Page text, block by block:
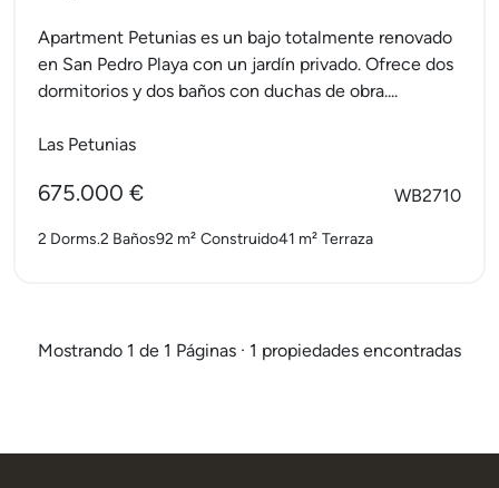
Apartment Petunias es un bajo totalmente renovado
en San Pedro Playa con un jardín privado. Ofrece dos
dormitorios y dos baños con duchas de obra....
Las Petunias
675.000 € WB2710
2 Dorms.2 Baños92 m² Construido41 m² Terraza
Mostrando 1 de 1 Páginas · 1 propiedades encontradas